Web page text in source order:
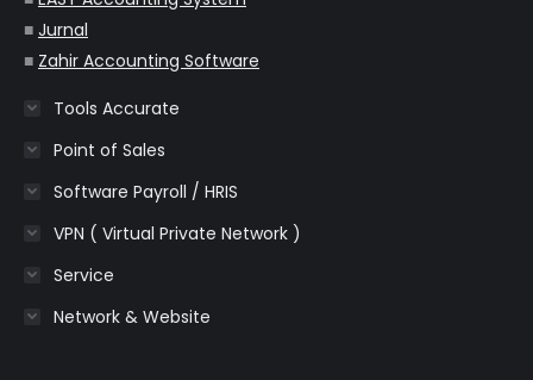
■ Jurnal
■ Zahir Accounting Software
Tools Accurate
Point of Sales
Software Payroll / HRIS
VPN ( Virtual Private Network )
Service
Network & Website